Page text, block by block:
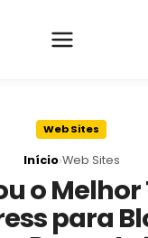
Web Sites
Início›Web Sites
o Melhor
para